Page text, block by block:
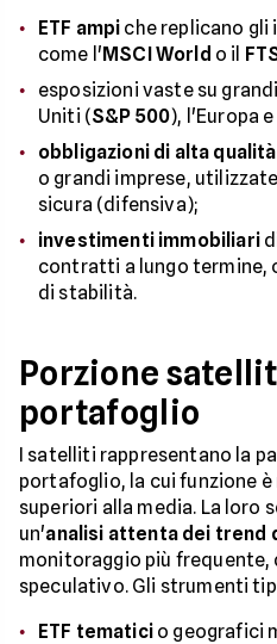
ETF ampi che replicano gli
come l'MSCI World o il
esposizioni vaste su
Uniti (S&P 500), l'Europa
obbligazioni di alta qualità
o grandi imprese,
sicura (difensiva);
investimenti immobiliari
contratti a lungo termine,
di stabilità.
Porzione
portafoglio
I satelliti rappresentano la
portafoglio, la cui funzione
superiori alla media. La loro
un'analisi attenta dei trend
monitoraggio più
speculativo. Gli strumenti
ETF tematicio geografici